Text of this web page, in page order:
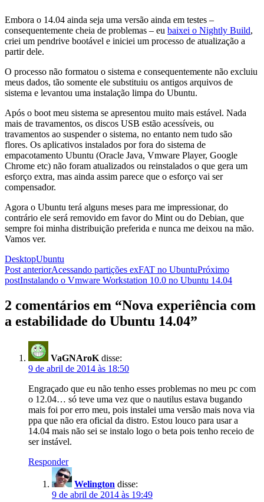
Embora o 14.04 ainda seja uma versão ainda em testes –
consequentemente cheia de problemas – eu baixei o Nightly Build,
criei um pendrive bootável e iniciei um processo de atualização a
partir dele.
O processo não formatou o sistema e consequentemente não excluiu
meus dados, tão somente ele substituiu os antigos arquivos de
sistema e levantou uma instalação limpa do Ubuntu.
Após o boot meu sistema se apresentou muito mais estável. Nada
mais de travamentos, os discos USB estão acessíveis, ou
travamentos ao suspender o sistema, no entanto nem tudo são
flores. Os aplicativos instalados por fora do sistema de
empacotamento Ubuntu (Oracle Java, Vmware Player, Google
Chrome etc) não foram atualizados ou reinstalados o que gera um
esforço extra, mas ainda assim parece que o esforço vai ser
compensador.
Agora o Ubuntu terá alguns meses para me impressionar, do
contrário ele será removido em favor do Mint ou do Debian, que
sempre foi minha distribuição preferida e nunca me deixou na mão.
Vamos ver.
DesktopUbuntu
Navegação
de
posts
Post anteriorAcessando partições exFAT no UbuntuPróximo
postInstalando o Vmware Workstation 10.0 no Ubuntu 14.04
2 comentários em “Nova experiência com
a estabilidade do Ubuntu 14.04”
VaGNAroK disse:
9 de abril de 2014 às 18:50
Engraçado que eu não tenho esses problemas no meu pc com
o 12.04… só teve uma vez que o nautilus estava bugando
mais foi por erro meu, pois instalei uma versão mais nova via
ppa que não era oficial da distro. Estou louco para usar a
14.04 mais não sei se instalo logo o beta pois tenho receio de
ser instável.
Responder
Welington disse:
9 de abril de 2014 às 19:49